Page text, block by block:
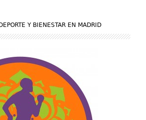
Y BIENESTAR EN MADRID